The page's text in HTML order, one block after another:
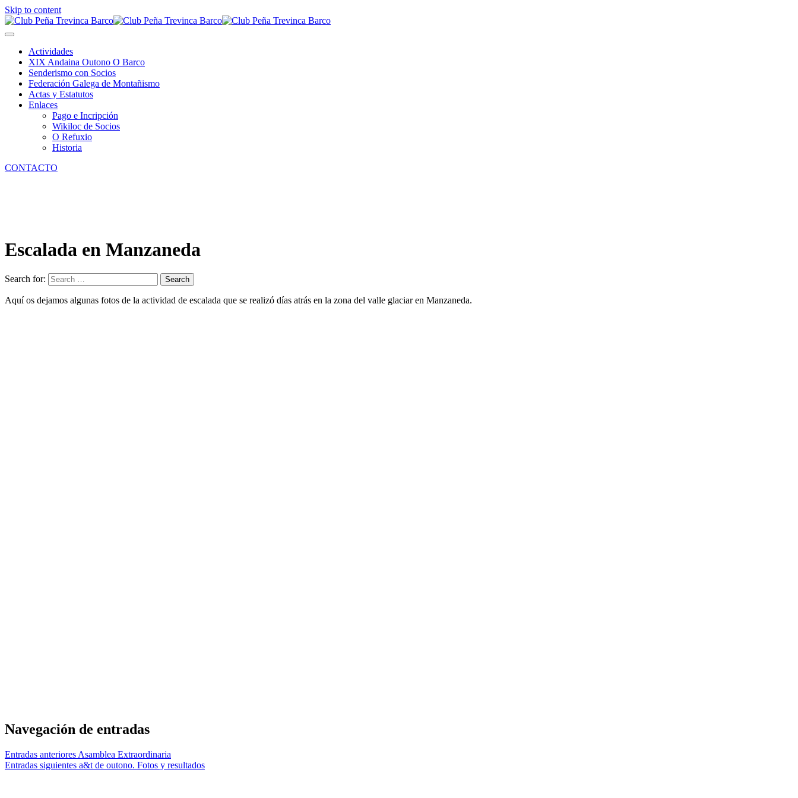
Skip to content
Actividades
XIX Andaina Outono O Barco
Senderismo con Socios
Federación Galega de Montañismo
Actas y Estatutos
Enlaces
Pago e Incripción
Wikiloc de Socios
O Refuxio
Historia
CONTACTO
Escalada en Manzaneda
Search for: Search
Aquí os dejamos algunas fotos de la actividad de escalada que se realizó días atrás en la zona del valle glaciar en Manzaneda.
Navegación de entradas
Entradas anteriores Asamblea Extraordinaria
Entradas siguientes a&t de outono. Fotos y resultados